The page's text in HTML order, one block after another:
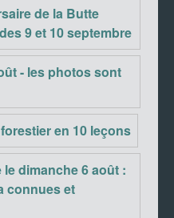
de la Butte
9 et 10 septembre
- les photos sont
en 10 leçons
dimanche 6 août :
connues et